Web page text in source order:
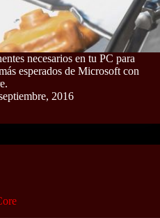
necesarios en tu PC para
esperados de Microsoft con
2016